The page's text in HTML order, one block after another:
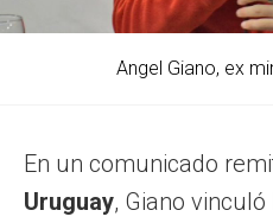
Angel Giano, ex
En un comunicado
Uruguay, Giano